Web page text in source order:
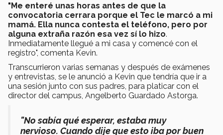
"Me enteré unas horas antes de que la
convocatoria cerrara porque el Tec le marcó a mi
mamá. Ella nunca contesta el teléfono, pero por
alguna extraña razón esa vez sí lo hizo.
Inmediatamente llegué a mi casa y comencé con el
registro", comenta Kevin.
Transcurrieron varias semanas y después de exámenes
y entrevistas, se le anunció a Kevin que tendría que ir a
una sesión junto con sus padres, para platicar con el
director del campus, Angelberto Guardado Astorga.
"No sabía qué esperar, estaba muy
nervioso. Cuando dije que esto iba por buen